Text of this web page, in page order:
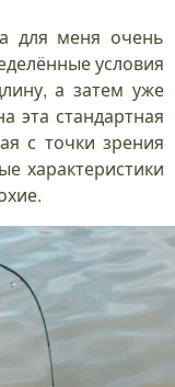
для меня очень
условия
а затем уже
эта стандартная
с точки зрения
характеристики